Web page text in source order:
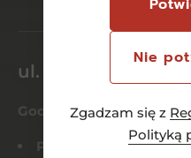
Nie
Zgadzam się z
Polityką
ul. Dworcowa 26/6
Godziny otwarcia
Pn-Czw: 8:00 – 21:00